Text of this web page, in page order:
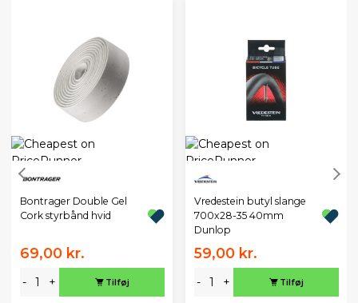
Bontrager Double Gel
Cork styrbånd hvid
69,00 kr.
- + Tilføj
Vredestein butyl slange
700x28-35 40mm
Dunlop
59,00 kr.
- + Tilføj